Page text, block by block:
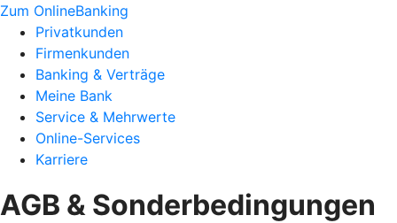
Zum OnlineBanking
Privatkunden
Firmenkunden
Banking & Verträge
Meine Bank
Service & Mehrwerte
Online-Services
Karriere
AGB & Sonderbedingungen